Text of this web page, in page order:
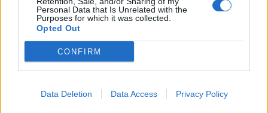
Personal Data that Is Unrelated with the
Purposes for which it was collected.
Opted Out
CONFIRM
Data Deletion Data Access Privacy Policy
ΔΕΗ: Ισχυρή ανάπτυξη στο α΄
εξάμηνο 2026 με
προσαρμοσμένο EBITDA στα 1,2
δισ. ευρώ
IAB Hellas: Νέα Διοικούσα Επιτροπή και νέο Διοικητικό Συμβούλιο -
Πρόεδρος ο Γαληνός Γιαγλής